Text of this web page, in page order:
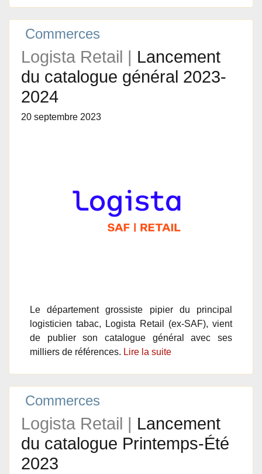
Commerces
Logista Retail | Lancement
du catalogue général 2023-
2024
20 septembre 2023
Le département grossiste pipier du principal
logisticien tabac, Logista Retail (ex-SAF), vient
de publier son catalogue général avec ses
milliers de références. Lire la suite
Commerces
Logista Retail | Lancement
du catalogue Printemps-Été
2023